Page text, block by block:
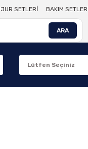
SETLERİ BAKIM
ARA